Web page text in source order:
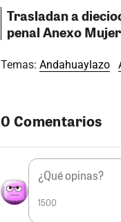
Trasladan a
penal Anexo
Temas: Andahuaylazo
0 Comentarios
1500